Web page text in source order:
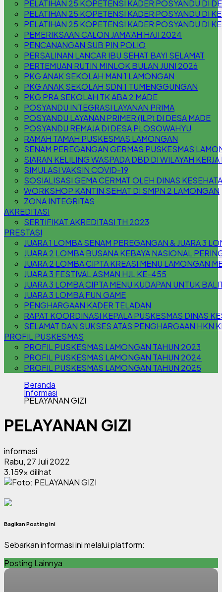
PELATIHAN 25 KOPETENSI KADER POSYANDU DI
PELATIHAN 25 KOPETENSI KADER POSYANDU DI
PELATIHAN 25 KOPETENSI KADER POSYANDU DI
PEMERIKSAAN CALON JAMA'AH HAJI 2024
PENCANANGAN SUB PIN POLIO
PERSALINAN LANCAR IBU SEHAT BAYI SELAMAT
PERTEMUAN RUTIN MINLOK BULAN JUNI 2026
PKG ANAK SEKOLAH MAN 1 LAMONGAN
PKG ANAK SEKOLAH SDN 1 TUMENGGUNGAN
PKG PRA SEKOLAH TK ABA 2 MADE
POSYANDU INTEGRASI LAYANAN PRIMA
POSYANDU LAYANAN PRIMER (ILP) DI DESA MADE
POSYANDU REMAJA DI DESA PLOSOWAHYU
RAMAH TAMAH PUSKESMAS LAMONGAN
SENAM PEREGANGAN GERMAS PUSKESMAS
SIARAN KELILING WASPADA DBD DI WILAYAH
SIMULASI VAKSIN COVID-19
SOSIALISASI GEMA CERMAT OLEH DINAS
WORKSHOP KANTIN SEHAT DI SMPN 2 LAMONGAN
ZONA INTEGRITAS
AKREDITASI
SERTIFIKAT AKREDITASI TH 2023
PRESTASI
JUARA 1 LOMBA SENAM PEREGANGAN & JUARA 3
JUARA 2 LOMBA BUSANA KEBAYA NASIONAL
JUARA 2 LOMBA CIPTA KREASI MENU LAMONGAN
JUARA 3 FESTIVAL ASMAN HJL KE-455
JUARA 3 LOMBA CIPTA MENU KUDAPAN UNTUK
JUARA 3 LOMBA FUN GAME
PENGHARGAAN KADER TELADAN
RAPAT KOORDINASI KEPALA PUSKESMAS DINAS
SELAMAT DAN SUKSES ATAS PENGHARGAAN HKN
PROFIL PUSKESMAS
PROFIL PUSKESMAS LAMONGAN TAHUN 2023
PROFIL PUSKESMAS LAMONGAN TAHUN 2024
PROFIL PUSKESMAS LAMONGAN TAHUN 2025
Beranda
Informasi
PELAYANAN GIZI
PELAYANAN GIZI
informasi
Rabu, 27 Juli 2022
3.159x dilihat
Bagikan Posting Ini
Sebarkan informasi ini melalui platform:
Posting Lainnya